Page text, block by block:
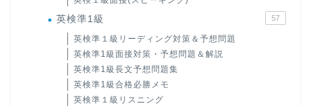
英検準1級 57
英検準１級リーディング対策＆予想問題
英検準1級面接対策・予想問題＆解説
英検準1級長文予想問題集
英検準1級合格必勝メモ
英検準１級リスニング